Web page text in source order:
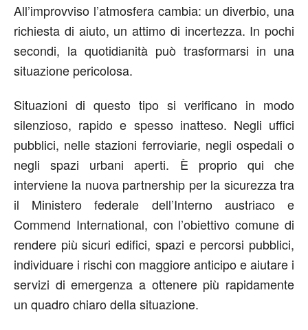
All’improvviso l’atmosfera cambia: un diverbio, una
richiesta di aiuto, un attimo di incertezza. In pochi
secondi, la quotidianità può trasformarsi in una
situazione pericolosa.
Situazioni di questo tipo si verificano in modo
silenzioso, rapido e spesso inatteso. Negli uffici
pubblici, nelle stazioni ferroviarie, negli ospedali o
negli spazi urbani aperti. È proprio qui che
interviene la nuova partnership per la sicurezza tra
il Ministero federale dell’Interno austriaco e
Commend International, con l’obiettivo comune di
rendere più sicuri edifici, spazi e percorsi pubblici,
individuare i rischi con maggiore anticipo e aiutare i
servizi di emergenza a ottenere più rapidamente
un quadro chiaro della situazione.